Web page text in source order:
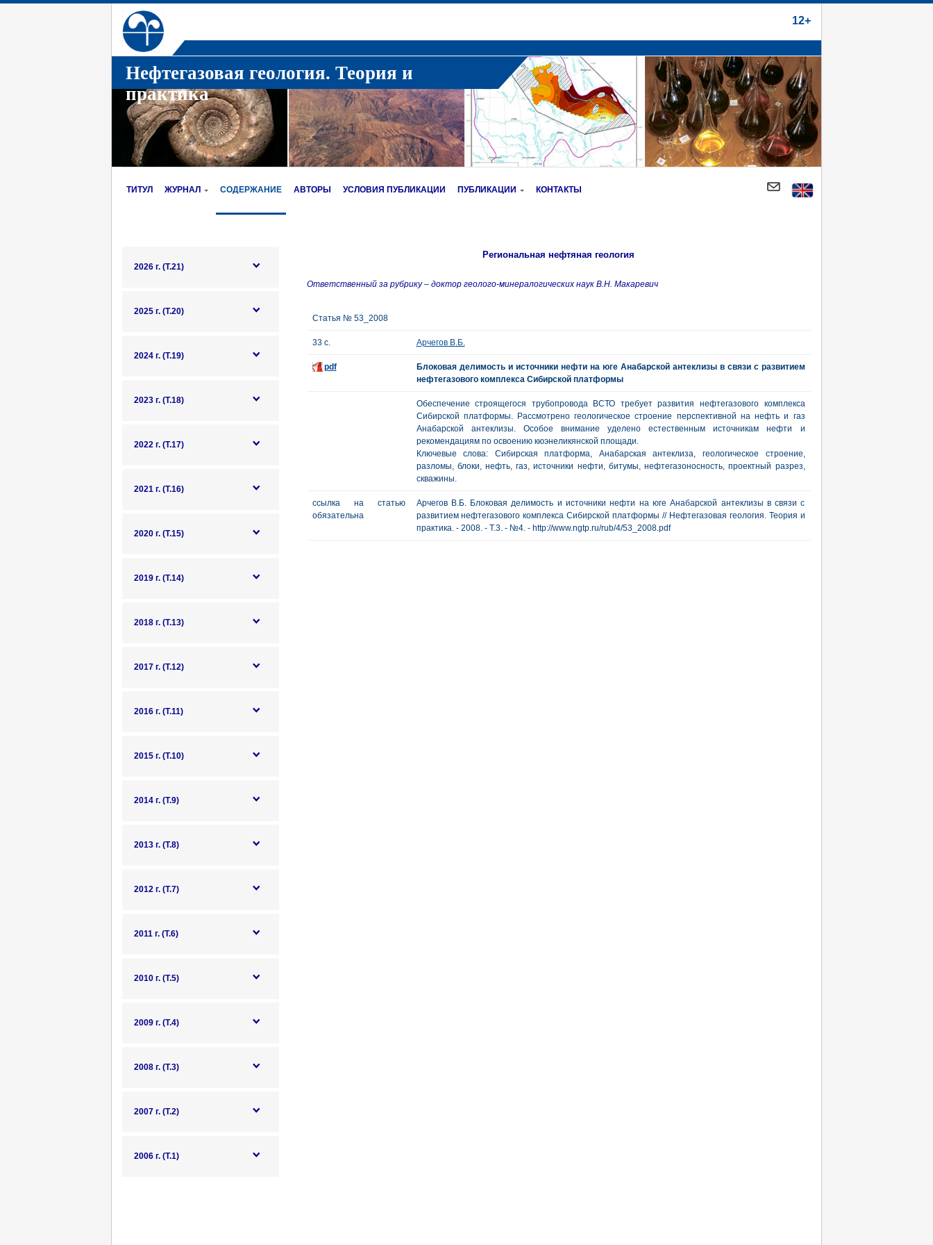
12+
Нефтегазовая геология. Теория и
практика
ТИТУЛ ЖУРНАЛ СОДЕРЖАНИЕ АВТОРЫ УСЛОВИЯ ПУБЛИКАЦИИ ПУБЛИКАЦИИ КОНТАКТЫ
2026 г. (Т.21)
2025 г. (Т.20)
2024 г. (Т.19)
2023 г. (Т.18)
2022 г. (Т.17)
2021 г. (Т.16)
2020 г. (Т.15)
2019 г. (Т.14)
2018 г. (Т.13)
2017 г. (Т.12)
2016 г. (Т.11)
2015 г. (Т.10)
2014 г. (Т.9)
2013 г. (Т.8)
2012 г. (Т.7)
2011 г. (Т.6)
2010 г. (Т.5)
2009 г. (Т.4)
2008 г. (Т.3)
2007 г. (Т.2)
2006 г. (Т.1)
Региональная нефтяная геология
Ответственный за рубрику – доктор геолого-минералогических наук В.Н. Макаревич
Статья № 53_2008
33 с. Арчегов В.Б.
pdf
Блоковая делимость и источники нефти на юге Анабарской антеклизы в связи с развитием
нефтегазового комплекса Сибирской платформы
Обеспечение строящегося трубопровода ВСТО требует развития нефтегазового комплекса
Сибирской платформы. Рассмотрено геологическое строение перспективной на нефть и газ
Анабарской антеклизы. Особое внимание уделено естественным источникам нефти и
рекомендациям по освоению кюэнеликянской площади.
Ключевые слова: Сибирская платформа, Анабарская антеклиза, геологическое строение,
разломы, блоки, нефть, газ, источники нефти, битумы, нефтегазоносность, проектный разрез,
скважины.
ссылка на статью
обязательна
Арчегов В.Б. Блоковая делимость и источники нефти на юге Анабарской антеклизы в связи с
развитием нефтегазового комплекса Сибирской платформы // Нефтегазовая геология. Теория и
практика. - 2008. - Т.3. - №4. - http://www.ngtp.ru/rub/4/53_2008.pdf